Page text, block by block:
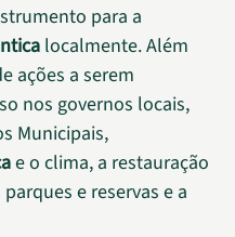
para a
localmente. Além
ações a serem
nos governos locais,
Municipais,
e o clima, a restauração
e reservas e a